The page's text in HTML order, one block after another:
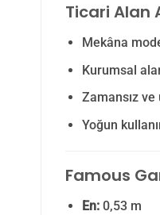
Ticari Alan
Mekâna
Kurumsal
Zamansız
Yoğun
Famous
En:0,53 m